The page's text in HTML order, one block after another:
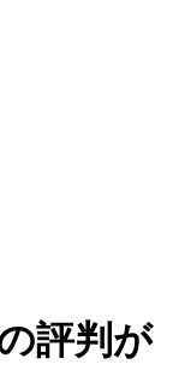
評判が